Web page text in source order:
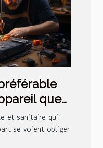
que
?
et sanitaire qui
se voient obliger